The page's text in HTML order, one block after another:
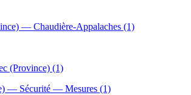
— Chaudière-Appalaches (1)
(Province) (1)
— Sécurité — Mesures (1)